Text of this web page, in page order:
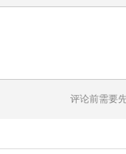
评论前需要